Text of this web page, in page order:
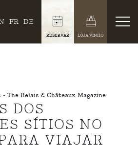
FR DE
RESERVAR LOJA VINHO
The Relais & Châteaux Magazine
DOS
SÍTIOS NO
VIAJAR